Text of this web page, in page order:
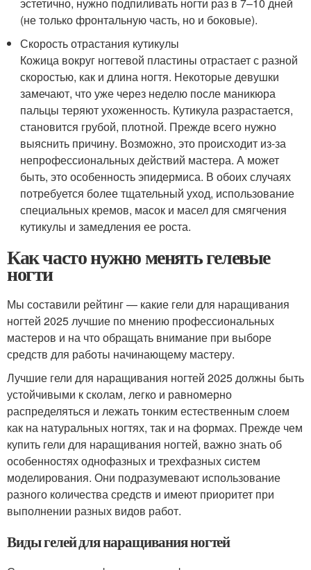
(не только фронтальную часть, но и боковые).
Скорость отрастания кутикулы
Кожица вокруг ногтевой пластины отрастает с разной
скоростью, как и длина ногтя. Некоторые девушки
замечают, что уже через неделю после маникюра
пальцы теряют ухоженность. Кутикула разрастается,
становится грубой, плотной. Прежде всего нужно
выяснить причину. Возможно, это происходит из-за
непрофессиональных действий мастера. А может
быть, это особенность эпидермиса. В обоих случаях
потребуется более тщательный уход, использование
специальных кремов, масок и масел для смягчения
кутикулы и замедления ее роста.
Как часто нужно менять гелевые
ногти
Мы составили рейтинг — какие гели для наращивания
ногтей 2025 лучшие по мнению профессиональных
мастеров и на что обращать внимание при выборе
средств для работы начинающему мастеру.
Лучшие гели для наращивания ногтей 2025 должны быть
устойчивыми к сколам, легко и равномерно
распределяться и лежать тонким естественным слоем
как на натуральных ногтях, так и на формах. Прежде чем
купить гели для наращивания ногтей, важно знать об
особенностях однофазных и трехфазных систем
моделирования. Они подразумевают использование
разного количества средств и имеют приоритет при
выполнении разных видов работ.
Виды гелей для наращивания ногтей